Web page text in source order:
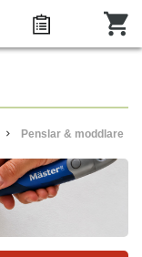
Penslar & moddlare